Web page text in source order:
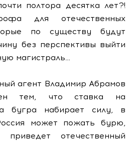
полтора десятка лет?!
для отечественных
по существу будут
без перспективы выйти
магистраль…
агент Владимир Абрамов
тем, что ставка на
бугра набирает силу, в
может пожать бурю,
отечественный